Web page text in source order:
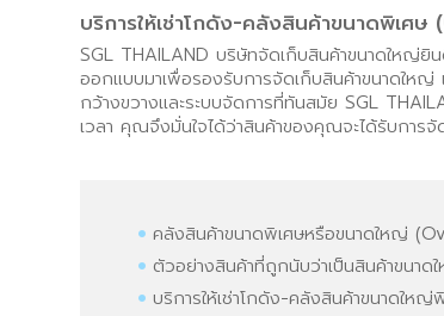
บริการให้เช่าโกดัง-คลังสินค้าขนาดพิเศ
SGL THAILAND บริษัทจัดเก็บสินค้าขนาดใหญ่ยิ
ออกแบบมาเพื่อรองรับการจัดเก็บสินค้าขนาดให
กว้างขวางและระบบจัดการที่ทันสมัย SGL
เวลา คุณจึงมั่นใจได้ว่าสินค้าของคุณจะได้รับการ
คลังสินค้าขนาดพิเศษหรือขนาดใหญ่
ตัวอย่างสินค้าที่ถูกนับว่าเป็นสินค้าขนาด
บริการให้เช่าโกดัง-คลังสินค้าขนาดใหญ่